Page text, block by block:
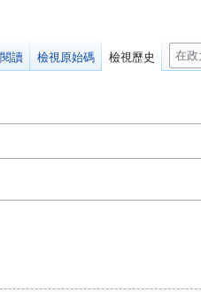
閱讀 檢視原始碼 檢視歷史
搜
尋